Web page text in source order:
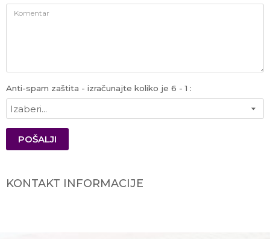
Anti-spam zaštita - izračunajte koliko je 6 - 1 :
POŠALJI
KONTAKT INFORMACIJE